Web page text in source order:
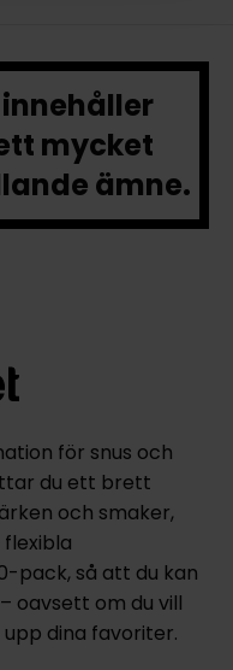
mycket
ämne.
för snus och
du ett brett
och smaker,
pack, så att du kan
oavsett om du vill
dina favoriter.